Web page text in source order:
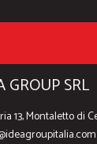
GROUP SRL
13, Montaletto di